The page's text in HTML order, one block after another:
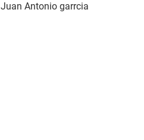
Juan Antonio garrcia